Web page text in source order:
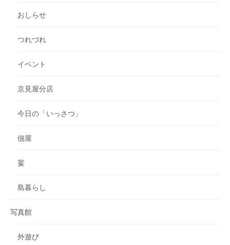
おしらせ
つれづれ
イベント
京見屋分店
今日の「いっさつ」
佃屋
宴
島暮らし
写真館
外遊び